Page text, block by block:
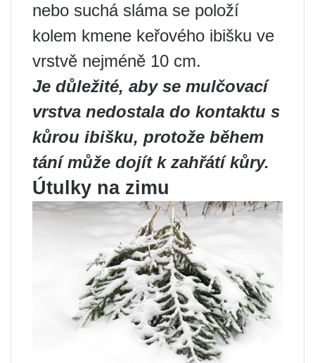
nebo suchá sláma se položí
kolem kmene keřového ibišku ve
vrstvě nejméně 10 cm.
Je důležité, aby se mulčovací
vrstva nedostala do kontaktu s
kůrou ibišku, protože během
tání může dojít k zahřátí kůry.
Útulky na zimu